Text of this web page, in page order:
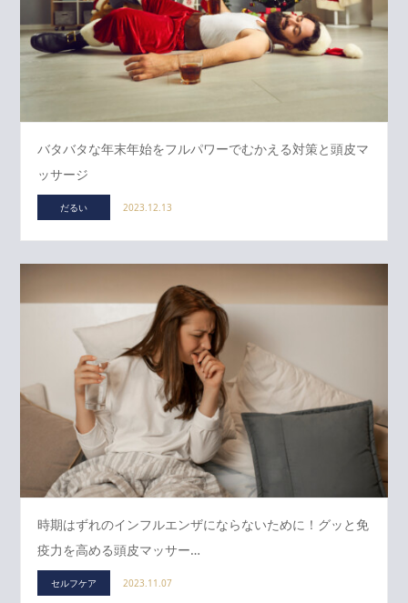
バタバタな年末年始をフルパワーでむかえる対策と頭皮マ
ッサージ
だるい 2023.12.13
時期はずれのインフルエンザにならないために！グッと免
疫力を高める頭皮マッサー…
セルフケア 2023.11.07